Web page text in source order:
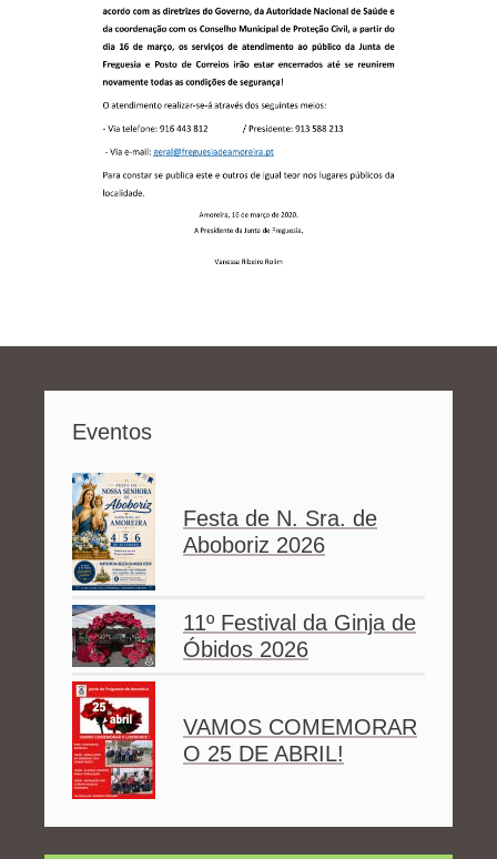
Eventos
Festa de N. Sra. de
Aboboriz 2026
11º Festival da Ginja de
Óbidos 2026
VAMOS COMEMORAR
O 25 DE ABRIL!